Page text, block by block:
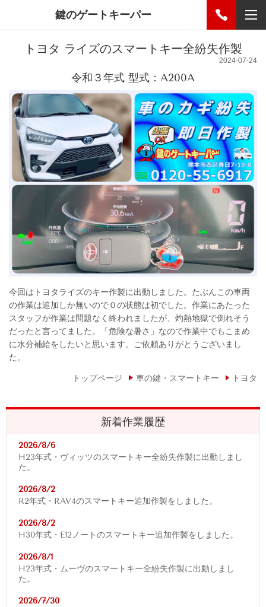
鍵のゲートキーパー
トヨタ ライズのスマートキー全紛失作製
2024-07-24
令和３年式 型式：A200A
今回はトヨタライズのキー作製に出動しました。たぶんこの車両
の作業は追加しか無いので０の状態は初でした。作業にあたった
スタッフが作業は問題なく終われましたが、灼熱地獄で倒れそう
だったと言ってました。「危険な暑さ」なので作業中でもこまめ
に水分補給をしたいと思います。ご依頼ありがとうございまし
た。
トップページ 車の鍵・スマートキー トヨタ
新着作業履歴
2026/8/6
H23年式・ヴィッツのスマートキー全紛失作製に出動しまし
た。
2026/8/2
R2年式・RAV4のスマートキー追加作製をしました。
2026/8/2
H30年式・E12ノートのスマートキー追加作製をしました。
2026/8/1
H23年式・ムーヴのスマートキー全紛失作製に出動しまし
た。
2026/7/30